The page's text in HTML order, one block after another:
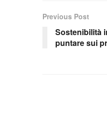
Previous Post
Sostenibilità
puntare sui